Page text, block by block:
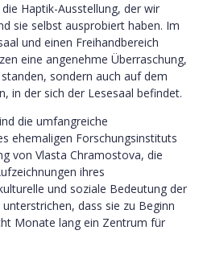
Haptik-Ausstellung, der wir
sie selbst ausprobiert haben. Im
und einen Freihandbereich
eine angenehme Überraschung,
sondern auch auf dem
in der sich der Lesesaal befindet.
die umfangreiche
ehemaligen Forschungsinstituts
von Vlasta Chramostova, die
ihres
und soziale Bedeutung der
dass sie zu Beginn
Monate lang ein Zentrum für